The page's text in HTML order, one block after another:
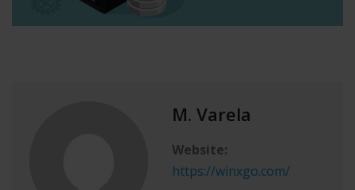
M. Varela
Website:
https://winxgo.com/